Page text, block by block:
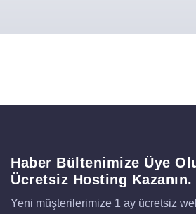
Haber Bültenimize Üye
Ücretsiz Hosting Kazanın.
Yeni müşterilerimize 1 ay ücretsiz